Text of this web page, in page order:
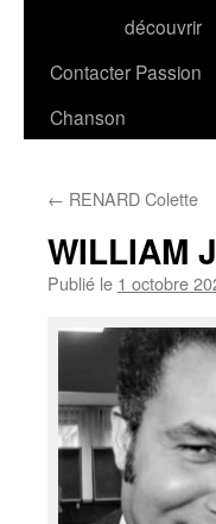
découvrir
Contacter Passion
Chanson
← RENARD Colette
WILLIAM
Publié le 1 octobre